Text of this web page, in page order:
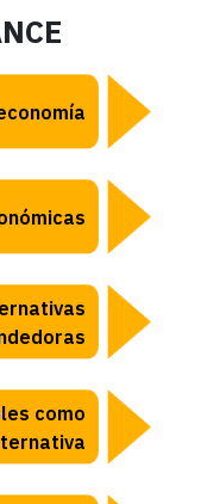
como